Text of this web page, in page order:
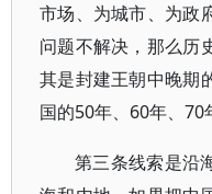
市场、为城市、为政
问题不解决，那么历
其是封建王朝中晚期
国的50年、60年、70
第三条线索是沿